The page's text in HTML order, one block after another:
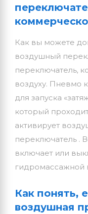
Как вы можете
воздушный
переключатель,
воздуху. Пневмо
для запуска
который
активирует
переключатель .
включает или
гидромассажной
Как понять,
воздушная